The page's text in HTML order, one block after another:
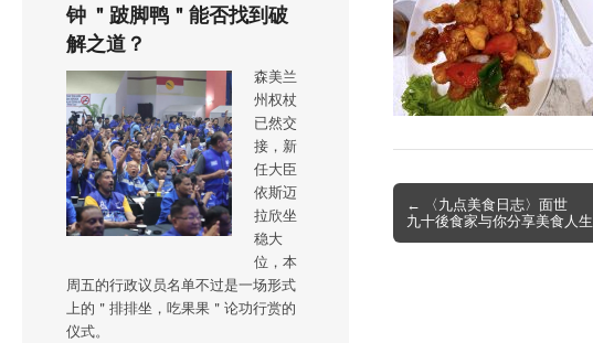
navigation
← 〈九点美食日志〉面世
九十後食家与你分享美食人生
钟 ＂跛脚鸭＂能否找到破
解之道？
森美兰
州权杖
已然交
接，新
任大臣
依斯迈
拉欣坐
稳大
位，本
周五的行政议员名单不过是一场形式
上的＂排排坐，吃果果＂论功行赏的
仪式。